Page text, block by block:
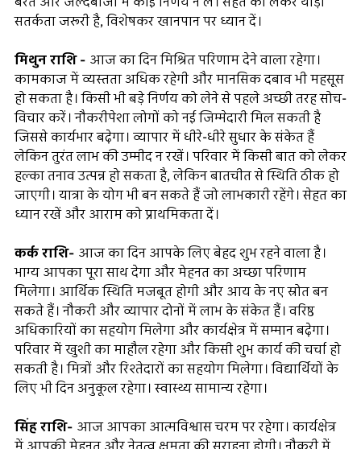
सतर्कता जरूरी है, विशेषकर खानपान पर ध्यान दें।
मिथुन राशि - आज का दिन मिश्रित परिणाम देने वाला रहेगा।
कामकाज में व्यस्तता अधिक रहेगी और मानसिक दबाव भी महसूस
हो सकता है। किसी भी बड़े निर्णय को लेने से पहले अच्छी तरह सोच-
विचार करें। नौकरीपेशा लोगों को नई जिम्मेदारी मिल सकती है
जिससे कार्यभार बढ़ेगा। व्यापार में धीरे-धीरे सुधार के संकेत हैं
लेकिन तुरंत लाभ की उम्मीद न रखें। परिवार में किसी बात को लेकर
हल्का तनाव उत्पन्न हो सकता है, लेकिन बातचीत से स्थिति ठीक हो
जाएगी। यात्रा के योग भी बन सकते हैं जो लाभकारी रहेंगे। सेहत का
ध्यान रखें और आराम को प्राथमिकता दें।
कर्क राशि- आज का दिन आपके लिए बेहद शुभ रहने वाला है।
भाग्य आपका पूरा साथ देगा और मेहनत का अच्छा परिणाम
मिलेगा। आर्थिक स्थिति मजबूत होगी और आय के नए स्रोत बन
सकते हैं। नौकरी और व्यापार दोनों में लाभ के संकेत हैं। वरिष्ठ
अधिकारियों का सहयोग मिलेगा और कार्यक्षेत्र में सम्मान बढ़ेगा।
परिवार में खुशी का माहौल रहेगा और किसी शुभ कार्य की चर्चा हो
सकती है। मित्रों और रिश्तेदारों का सहयोग मिलेगा। विद्यार्थियों के
लिए भी दिन अनुकूल रहेगा। स्वास्थ्य सामान्य रहेगा।
सिंह राशि- आज आपका आत्मविश्वास चरम पर रहेगा। कार्यक्षेत्र